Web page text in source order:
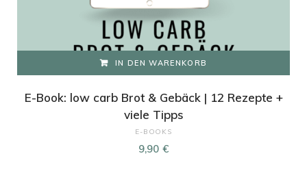
IN DEN WARENKORB
E-Book: low carb Brot & Gebäck | 12 Rezepte +
viele Tipps
E-BOOKS
9,90€